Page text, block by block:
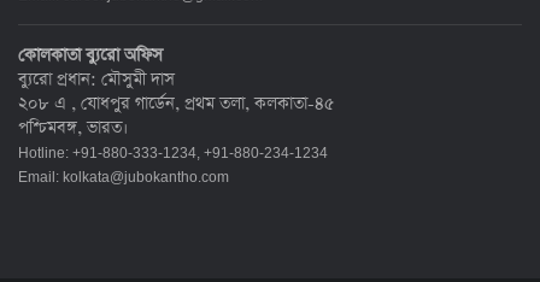
কোলকাতা ব্যুরো অফিস
ব্যুরো প্রধান: মৌসুমী দাস
২০৮ এ , যোধপুর গার্ডেন, প্রথম তলা, কলকাতা-৪৫
পশ্চিমবঙ্গ, ভারত।
Hotline: +91-880-333-1234, +91-880-234-1234
Email: kolkata@jubokantho.com